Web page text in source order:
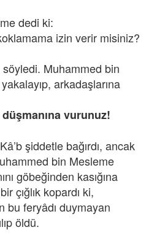
dedi ki:
izin verir misiniz?
Muhammed bin
arkadaşlarına
vurunuz!
şiddetle bağırdı, ancak
bin Mesleme
göbeğinden kasığına
çığlık kopardı ki,
bu feryâdı duymayan
öldü.